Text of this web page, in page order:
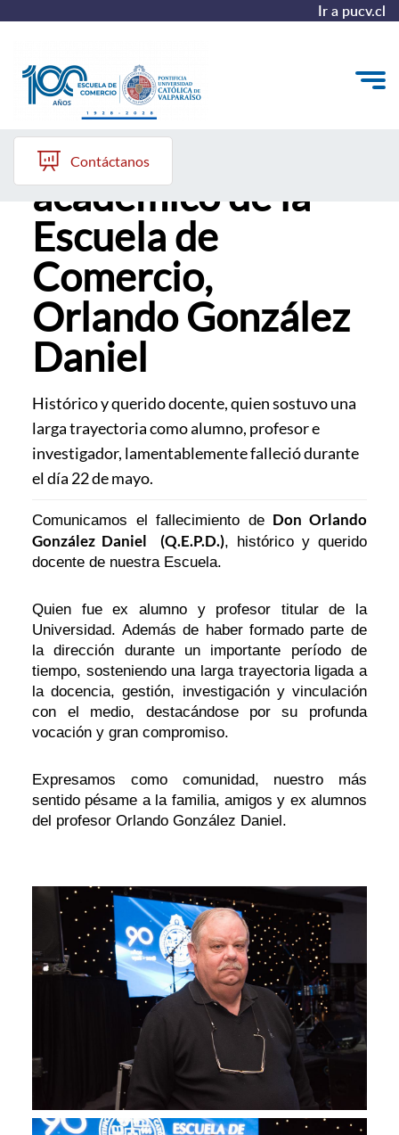
Ir a pucv.cl
Quiénes somos
Vinculación con el Medio
Formación Continua
Postgrados
Admisión
Contáctanos
Fallece ex
académico de la
Escuela de
Comercio,
Orlando González
Daniel
Histórico y querido docente, quien sostuvo una
larga trayectoria como alumno, profesor e
investigador, lamentablemente falleció durante
el día 22 de mayo.
Comunicamos el fallecimiento de Don Orlando
González Daniel (Q.E.P.D.), histórico y querido
docente de nuestra Escuela.
Quien fue ex alumno y profesor titular de la
Universidad. Además de haber formado parte de
la dirección durante un importante período de
tiempo, sosteniendo una larga trayectoria ligada a
la docencia, gestión, investigación y vinculación
con el medio, destacándose por su profunda
vocación y gran compromiso.
Expresamos como comunidad, nuestro más
sentido pésame a la familia, amigos y ex alumnos
del profesor Orlando González Daniel.